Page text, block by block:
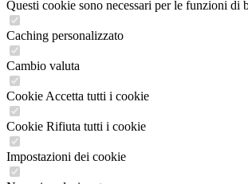
Questi cookie sono necessari per le funzioni di
Caching personalizzato
Cambio valuta
Cookie Accetta tutti i cookie
Cookie Rifiuta tutti i cookie
Impostazioni dei cookie